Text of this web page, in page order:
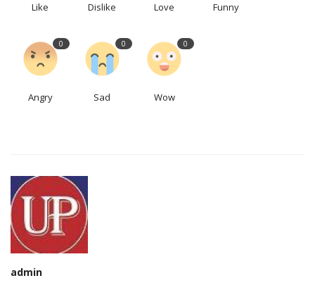
Like Dislike Love Funny
0
Angry
0
Sad
0
Wow
admin